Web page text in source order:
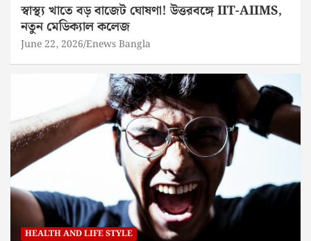
স্বাস্থ্য খাতে বড় বাজেট ঘোষণা! উত্তরবঙ্গে IIT-AIIMS,
নতুন মেডিক্যাল কলেজ
June 22, 2026 Enews Bangla
HEALTH AND LIFE STYLE